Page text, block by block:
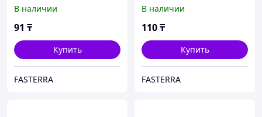
В наличии
91 ₸
Купить
FASTERRA
В наличии
110₸
Купить
FASTERRA